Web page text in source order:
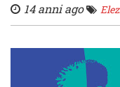
14 anni ago